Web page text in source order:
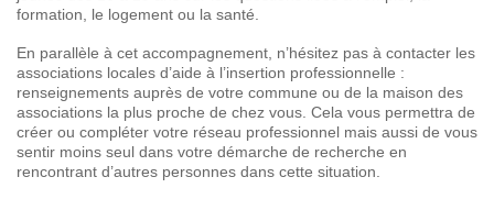
formation, le logement ou la santé.
En parallèle à cet accompagnement, n’hésitez pas à contacter les
associations locales d’aide à l’insertion professionnelle :
renseignements auprès de votre commune ou de la maison des
associations la plus proche de chez vous. Cela vous permettra de
créer ou compléter votre réseau professionnel mais aussi de vous
sentir moins seul dans votre démarche de recherche en
rencontrant d’autres personnes dans cette situation.